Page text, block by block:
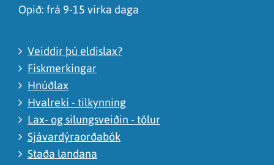
Opið: frá 9-15 virka daga
Veiddir þú eldislax?
Fiskmerkingar
Hnúðlax
Hvalreki - tilkynning
Lax- og silungsveiðin - tölur
Sjávardýraorðabók
Staða landana